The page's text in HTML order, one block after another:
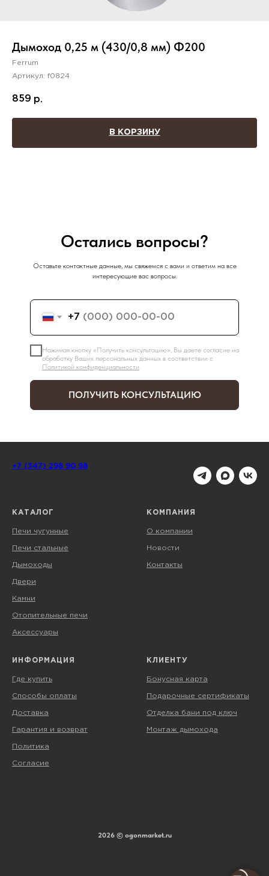
Дымоход 0,25 м (430/0,8 мм) Ф200
Ferrum
Артикул: f0824
859 р.
В КОРЗИНУ
Остались вопросы?
Оставьте контактные данные, мы свяжемся с вами и ответим на все
интересующие вас вопросы.
+7
Нажимая кнопку «Получить консультацию», Вы даете согласие на
обработку Ваших персональных данных в соответствии с
Политикой конфиденциальности.
ПОЛУЧИТЬ КОНСУЛЬТАЦИЮ
+7 (347) 298 90 98
КАТАЛОГ
Печи чугунные
Печи стальные
Дымоходы
Двери
Камни
Отопительные печи
Аксессуары
КОМПАНИЯ
О компании
Новости
Контакты
ИНФОРМАЦИЯ
Где купить
Способы оплаты
Доставка
Гарантия и возврат
Политика
Согласие
КЛИЕНТУ
Бонусная карта
Подарочные сертификаты
Отделка бани под ключ
Монтаж дымохода
2026 © ogonmarket.ru